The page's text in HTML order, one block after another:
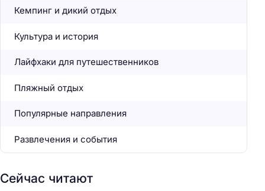
Кемпинг и дикий отдых
Культура и история
Лайфхаки для путешественников
Пляжный отдых
Популярные направления
Развлечения и события
Сейчас читают